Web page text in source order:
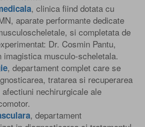
, clinica fiind dotata cu
aparate performante dedicate
si completata de
Dr. Cosmin Pantu,
imagistica musculo-scheletala.
, departament complet care se
tratarea si recuperarea
nechirurgicale ale
, departament